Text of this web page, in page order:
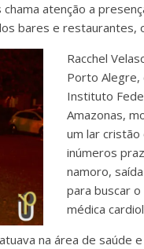
atenção a
bares e restaurantes,
Racchel
Porto Alegre,
Instituto
Amazonas,
um lar
inúmeros
namoro,
para buscar
médica
na área de saúde